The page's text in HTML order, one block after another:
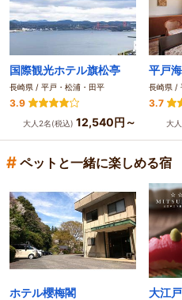
国際観光ホテル旗松亭
長崎県 / 平戸・松浦・田平
3.9
大人2名(税込) 12,540円～
平戸
長崎県 /
3.7
大
# ペットと一緒に楽しめる宿
ホテル櫻梅閣